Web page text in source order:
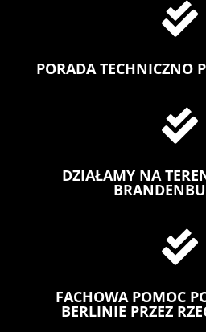

PORADA TECHNICZNO

DZIAŁAMY NA

FACHOWA POMOC
BERLINIE PRZEZ